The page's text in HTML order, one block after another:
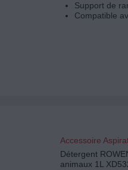
Support de
Compatible
Accessoire
Détergent
animaux 1L